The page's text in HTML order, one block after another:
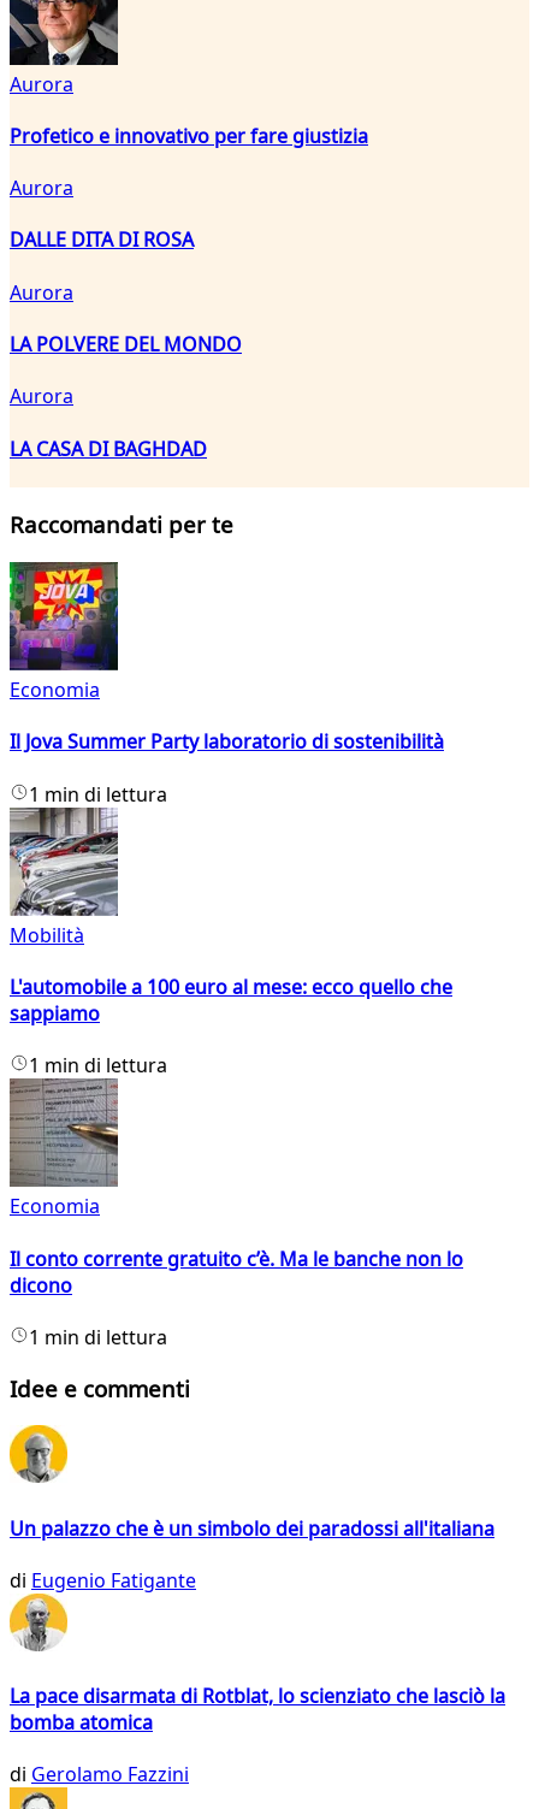
Aurora
Profetico e innovativo per fare giustizia
Aurora
DALLE DITA DI ROSA
Aurora
LA POLVERE DEL MONDO
Aurora
LA CASA DI BAGHDAD
Raccomandati per te
Economia
Il Jova Summer Party laboratorio di sostenibilità
1 min di lettura
Mobilità
L'automobile a 100 euro al mese: ecco quello che
sappiamo
1 min di lettura
Economia
Il conto corrente gratuito c’è. Ma le banche non lo
dicono
1 min di lettura
Idee e commenti
Un palazzo che è un simbolo dei paradossi all'italiana
di Eugenio Fatigante
La pace disarmata di Rotblat, lo scienziato che lasciò la
bomba atomica
di Gerolamo Fazzini